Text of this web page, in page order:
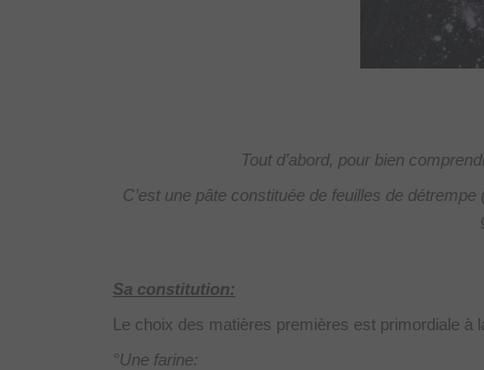
Tout d’abord, pour bien
C’est une pâte constituée de feuilles de
Sa constitution:
Le choix des matières premières est primordiale à
°Une farine: